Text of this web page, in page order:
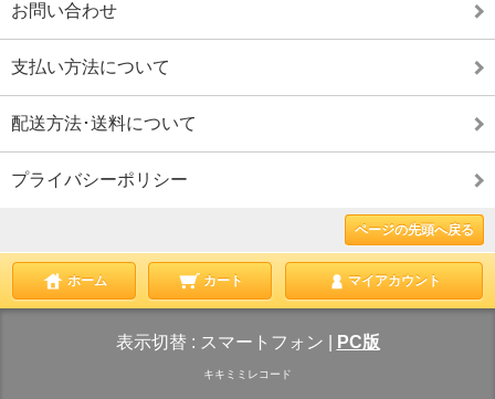
お問い合わせ
支払い方法について
配送方法･送料について
プライバシーポリシー
ページの先頭へ戻る
ホーム カート マイアカウント
表示切替 : スマートフォン PC版
キキミミレコード